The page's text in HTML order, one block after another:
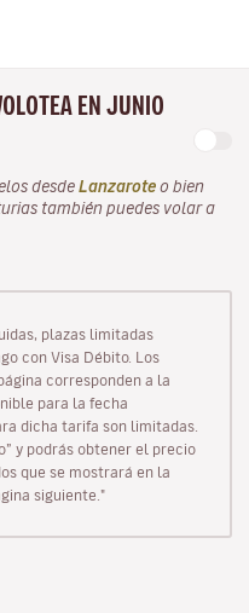
EN JUNIO
desde Lanzarote o bien
también puedes volar a
plazas limitadas
con Visa Débito. Los
corresponden a la
para la fecha
dicha tarifa son limitadas.
y podrás obtener el precio
que se mostrará en la
siguiente."